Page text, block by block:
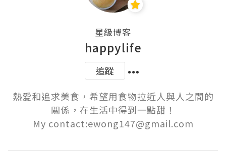
星級博客
happylife
追蹤
熱愛和追求美食，希望用食物拉近人與人之間的
關係，在生活中得到一點甜！
My contact:ewong147@gmail.com